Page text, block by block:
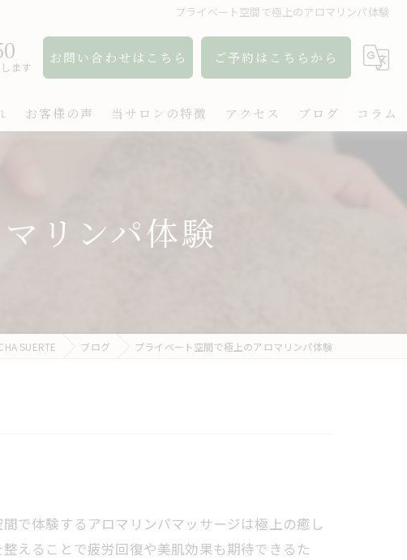
プライベート空間で極上のアロマリンパ体験
ます
お問い合わせはこちら ご予約はこちらから
お客様の声 当サロンの特徴
ボディケア
アクセス ブログ コラム
リンパ体験
SUERTE ブログ プライベート空間で極上のアロマリンパ体験
で体験するアロマリンパマッサージは極上の癒し
えることで疲労回復や美肌効果も期待できるた